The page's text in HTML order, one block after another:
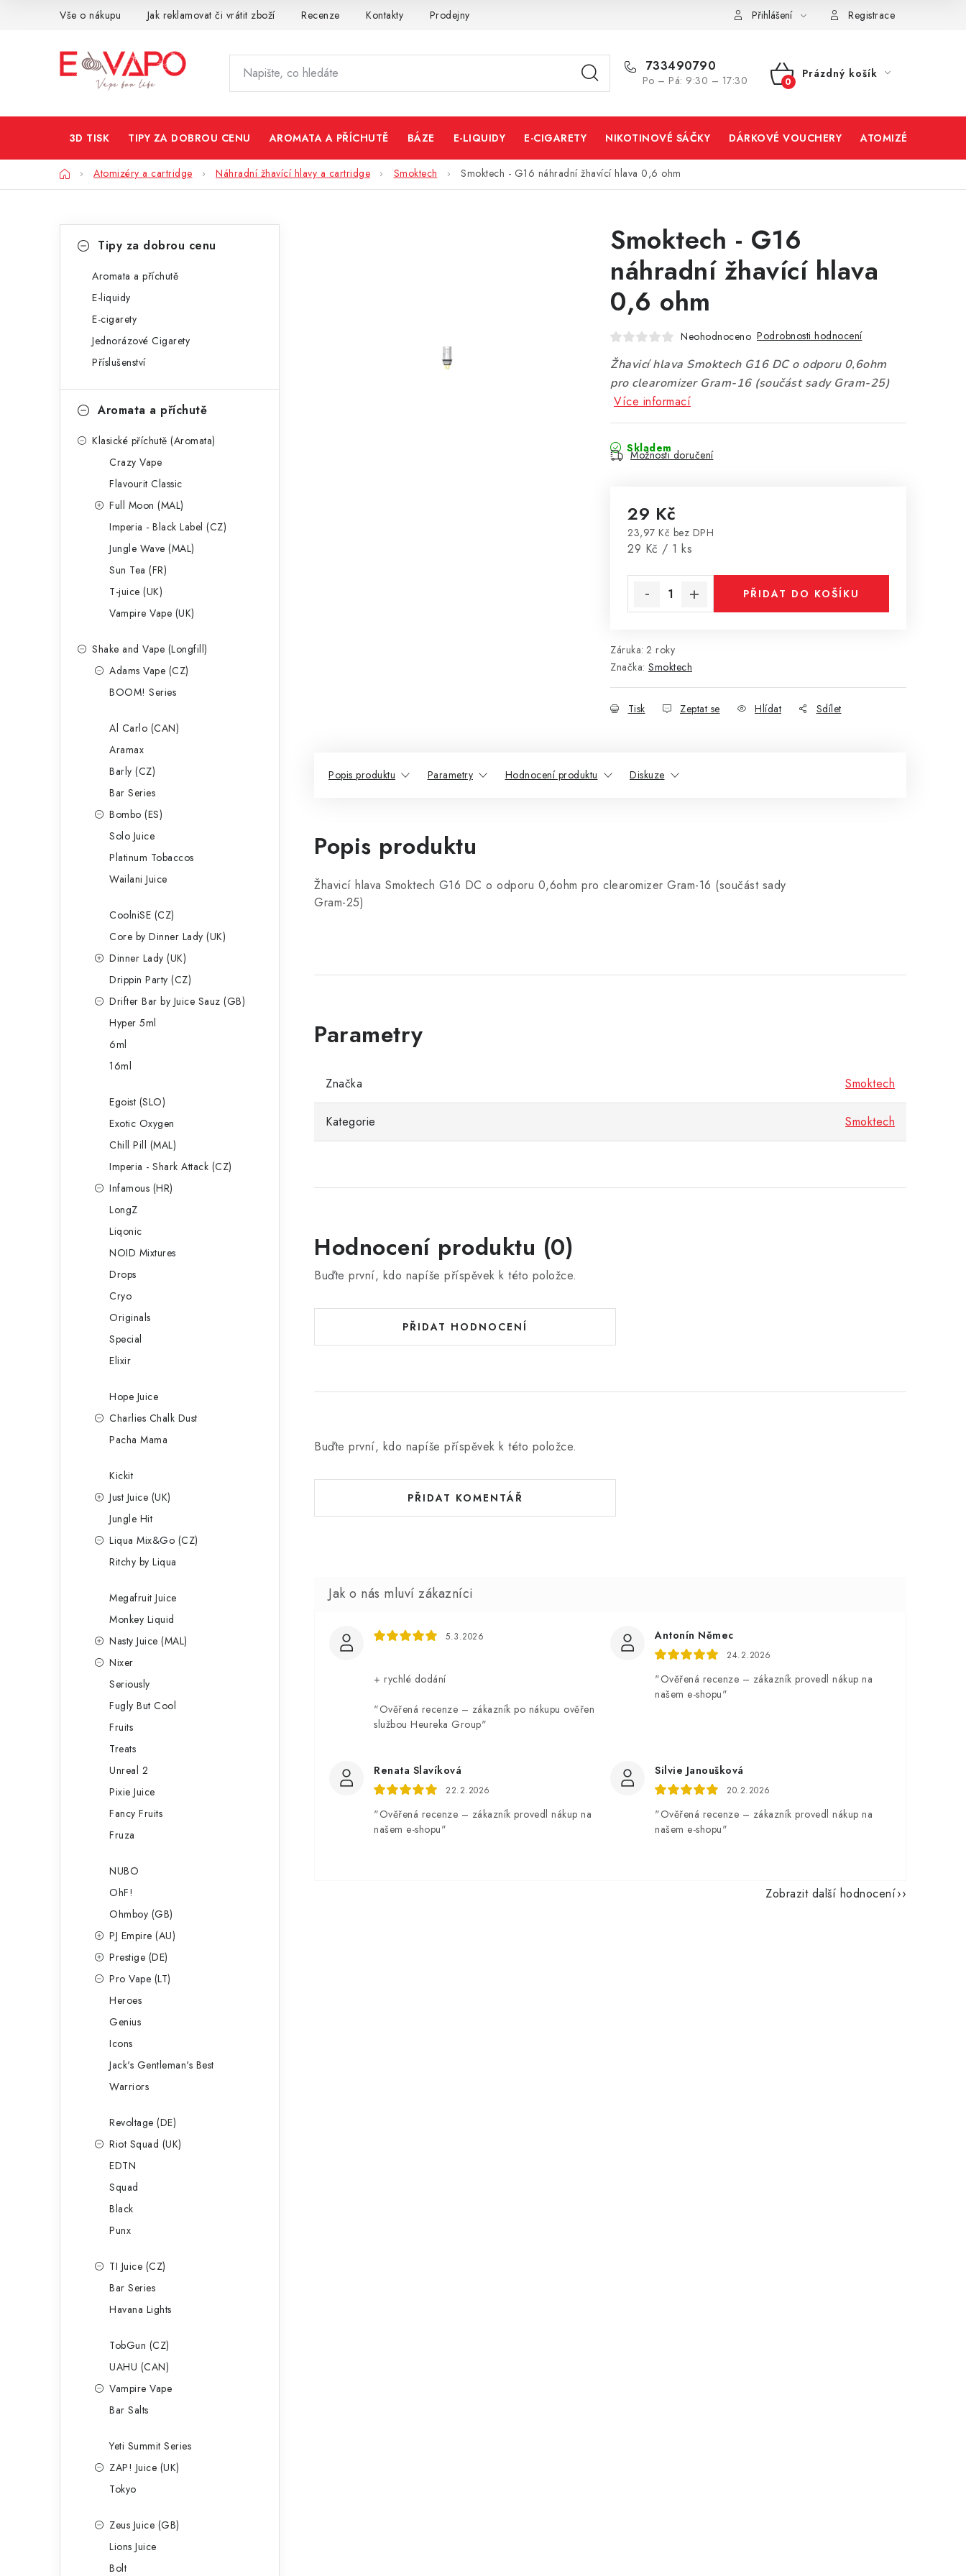
Vše o nákupu Jak reklamovat či vrátit zboží Recenze Kontakty Prodejny Přihlášení Registrace
733490790
Po – Pá: 9:30 – 17:30
NÁKUPNÍ
Prázdný košík
3D TISK TIPY ZA DOBROU CENU AROMATA A PŘÍCHUTĚ BÁZE E-LIQUIDY E-CIGARETY NIKOTINOVÉ SÁČKY DÁRKOVÉ VOUCHERY ATOMIZÉRY A
DomůAtomizéry a cartridge Náhradní žhavící hlavy a cartridge Smoktech Smoktech - G16 náhradní žhavící hlava 0,6 ohm
n
kategorieTipy za dobrou cenu
Aromata a příchutě
E-liquidy
E-cigarety
Jednorázové Cigarety
Příslušenství
Aromata a příchutě
Klasické příchutě (Aromata)
Crazy Vape
Flavourit Classic
Full Moon (MAL)
Imperia - Black Label (CZ)
Jungle Wave (MAL)
Sun Tea (FR)
T-juice (UK)
Vampire Vape (UK)
Shake and Vape (Longfill)
Adams Vape (CZ)
BOOM! Series
Al Carlo (CAN)
Aramax
Barly (CZ)
Bar Series
Bombo (ES)
Solo Juice
Platinum Tobaccos
Wailani Juice
CoolniSE (CZ)
Core by Dinner Lady (UK)
Dinner Lady (UK)
Drippin Party (CZ)
Drifter Bar by Juice Sauz (GB)
Hyper 5ml
6ml
16ml
Egoist (SLO)
Exotic Oxygen
Chill Pill (MAL)
Imperia - Shark Attack (CZ)
Infamous (HR)
LongZ
Liqonic
NOID Mixtures
Drops
Cryo
Originals
Special
Elixir
Hope Juice
Charlies Chalk Dust
Pacha Mama
Kickit
Just Juice (UK)
Jungle Hit
Liqua Mix&Go (CZ)
Ritchy by Liqua
Megafruit Juice
Monkey Liquid
Nasty Juice (MAL)
Nixer
Seriously
Fugly But Cool
Fruits
Treats
Unreal 2
Pixie Juice
Fancy Fruits
Fruza
NUBO
OhF!
Ohmboy (GB)
PJ Empire (AU)
Prestige (DE)
Pro Vape (LT)
Heroes
Genius
Icons
Jack's Gentleman's Best
Warriors
Revoltage (DE)
Riot Squad (UK)
EDTN
Squad
Black
Punx
TI Juice (CZ)
Bar Series
Havana Lights
TobGun (CZ)
UAHU (CAN)
Vampire Vape
Bar Salts
Yeti Summit Series
ZAP! Juice (UK)
Tokyo
Zeus Juice (GB)
Lions Juice
Bolt
Smoktech - G16
náhradní žhavící hlava
0,6 ohm
Neohodnoceno Podrobnosti hodnocení
Žhavicí hlava Smoktech G16 DC o odporu 0,6ohm
pro clearomizer Gram-16 (součást sady Gram-25)
Více informací
Skladem
Možnosti doručení
29 Kč
23,97 Kč bez DPH
Měrná cena:
29 Kč / 1 ks
PŘIDAT DO KOŠÍKU
Záruka: 2 roky
Značka: Smoktech
Tisk Zeptat se Hlídat Sdílet
Popis produktu Parametry Hodnocení produktu Diskuze
Popis produktu
Žhavicí hlava Smoktech G16 DC o odporu 0,6ohm pro clearomizer Gram-16 (součást sady
Gram-25)
Značka Smoktech
Kategorie Smoktech
Hodnocení produktu (0)
Buďte první, kdo napíše příspěvek k této položce.
PŘIDAT HODNOCENÍ
Buďte první, kdo napíše příspěvek k této položce.
PŘIDAT KOMENTÁŘ
5.3.2026
+ rychlé dodání
"Ověřená recenze – zákazník po nákupu ověřen
službou Heureka Group"
Antonín Němec
24.2.2026
"Ověřená recenze – zákazník provedl nákup na
našem e-shopu"
Renata Slavíková
22.2.2026
"Ověřená recenze – zákazník provedl nákup na
našem e-shopu"
Silvie Janoušková
20.2.2026
"Ověřená recenze – zákazník provedl nákup na
našem e-shopu"
Zobrazit další hodnocení